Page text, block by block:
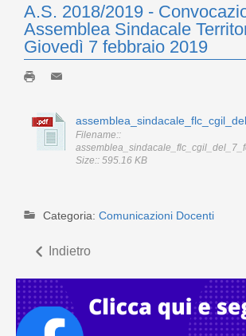
A.S. 2018/2019 -
Assemblea Sindacale
Giovedì 7 febbraio 2019
Filename::
Size:: 595.16 KB
Categoria: Comunicazioni Docenti
Indietro